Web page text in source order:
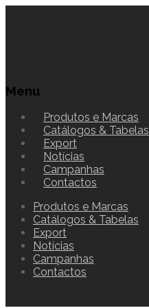
Menu
Produtos e Marcas
Catálogos & Tabelas
Export
Notícias
Campanhas
Contactos
Produtos e Marcas
Catálogos & Tabelas
Export
Notícias
Campanhas
Contactos